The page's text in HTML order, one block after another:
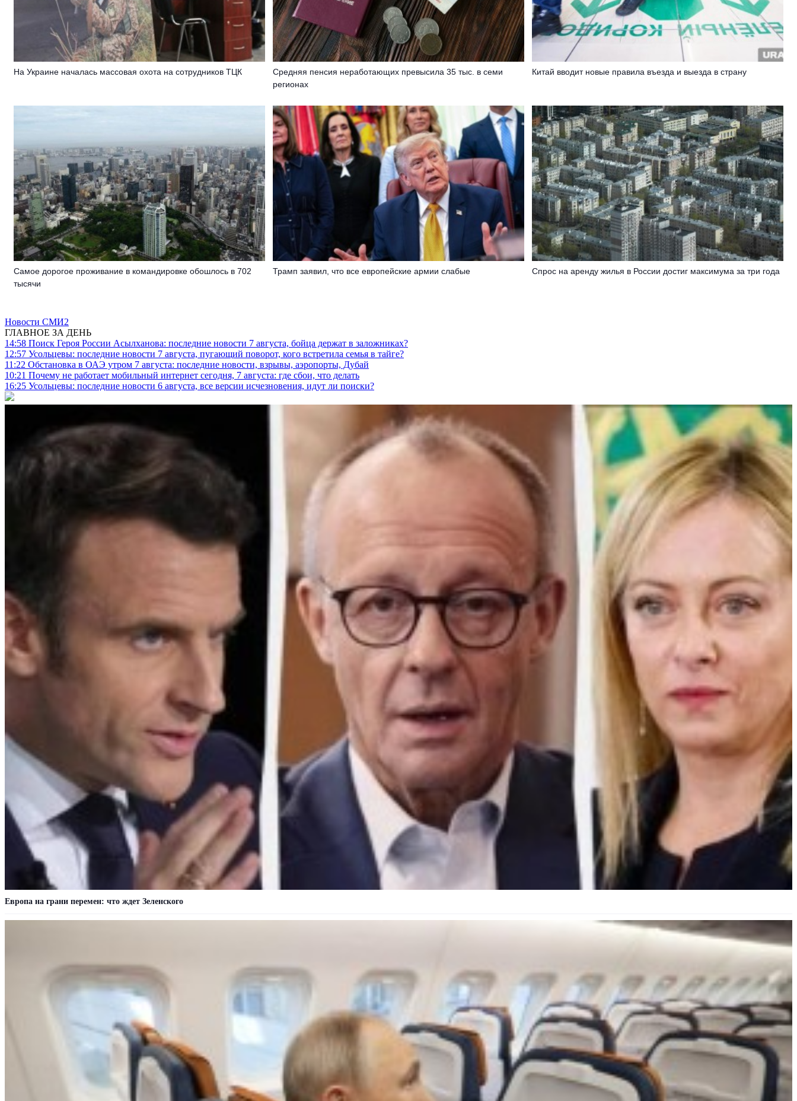
На Украине началась массовая охота на сотрудников ТЦК
Средняя пенсия неработающих превысила 35 тыс. в семи
регионах
Китай вводит новые правила въезда и выезда в страну
Самое дорогое проживание в командировке обошлось в 702
тысячи
Трамп заявил, что все европейские армии слабые Спрос на аренду жилья в России достиг максимума за три года
Новости СМИ2
ГЛАВНОЕ ЗА ДЕНЬ
14:58 Поиск Героя России Асылханова: последние новости 7 августа, бойца держат в заложниках?
12:57 Усольцевы: последние новости 7 августа, пугающий поворот, кого встретила семья в тайге?
11:22 Обстановка в ОАЭ утром 7 августа: последние новости, взрывы, аэропорты, Дубай
10:21 Почему не работает мобильный интернет сегодня, 7 августа: где сбои, что делать
16:25 Усольцевы: последние новости 6 августа, все версии исчезновения, идут ли поиски?
Европа на грани перемен: что ждет Зеленского